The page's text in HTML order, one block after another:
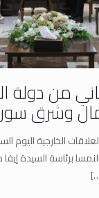
من دولة
وشرق
برئاسة السيدة